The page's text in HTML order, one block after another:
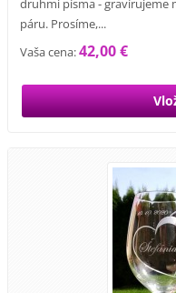
druhmi písma - gravírujeme
páru. Prosíme,...
Vaša cena:42,00 €